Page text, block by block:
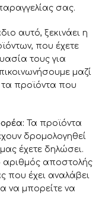
σας.
αυτό, ξεκινάει η
που έχετε
τους για
μαζί
προϊόντα που
Τα προϊόντα
δρομολογηθεί
έχετε δηλώσει.
αριθμός αποστολής
που έχει αναλάβει
να μπορείτε να